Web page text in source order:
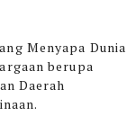
Menyapa Dunia
berupa
Daerah